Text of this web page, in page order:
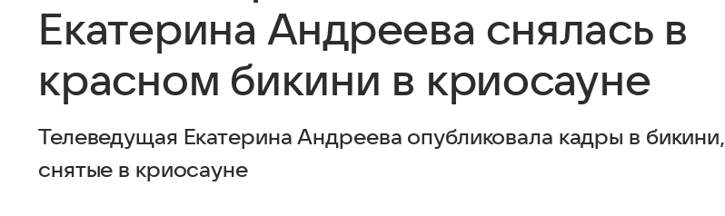
Екатерина Андреева снялась в
красном бикини в криосауне
Телеведущая Екатерина Андреева опубликовала кадры в бикини,
снятые в криосауне